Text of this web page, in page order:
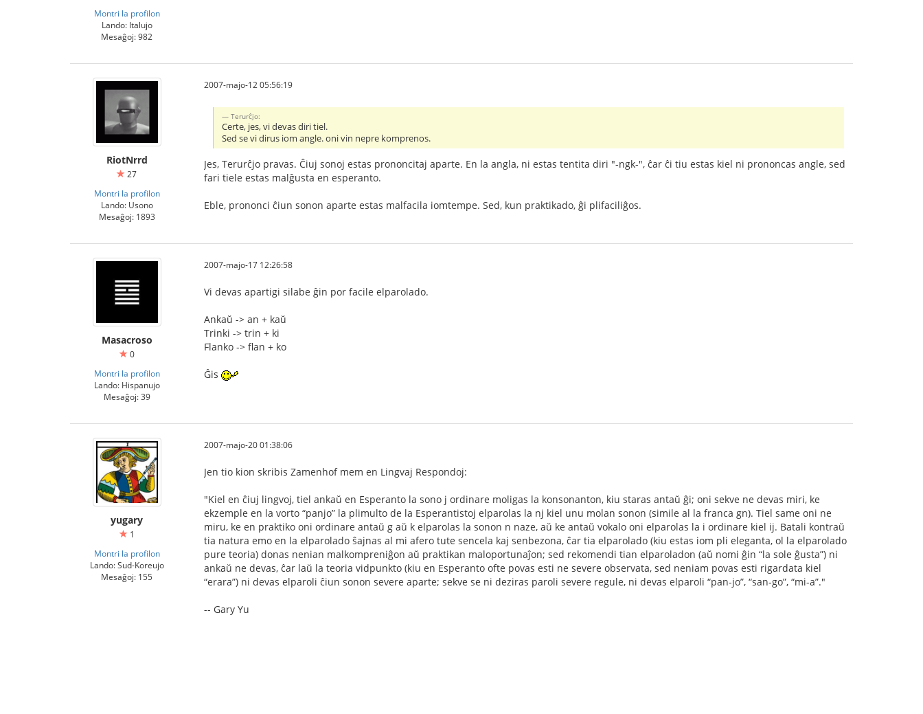
Montri la profilon
Lando: Italujo
Mesaĝoj: 982
RiotNrrd
27
Montri la profilon
Lando: Usono
Mesaĝoj: 1893
2007-majo-12 05:56:19
Terurĉjo:
Certe, jes, vi devas diri tiel.
Sed se vi dirus iom angle. oni vin nepre komprenos.
Jes, Terurĉjo pravas. Ĉiuj sonoj estas prononcitaj aparte. En la angla, ni estas tentita diri "-ngk-", ĉar ĉi tiu estas kiel ni prononcas angle, sed
fari tiele estas malĝusta en esperanto.
Eble, prononci ĉiun sonon aparte estas malfacila iomtempe. Sed, kun praktikado, ĝi plifaciliĝos.
Masacroso
0
Montri la profilon
Lando: Hispanujo
Mesaĝoj: 39
2007-majo-17 12:26:58
Vi devas apartigi silabe ĝin por facile elparolado.
Ankaŭ -> an + kaŭ
Trinki -> trin + ki
Flanko -> flan + ko
Ĝis
yugary
1
Montri la profilon
Lando: Sud-Koreujo
Mesaĝoj: 155
2007-majo-20 01:38:06
Jen tio kion skribis Zamenhof mem en Lingvaj Respondoj:
"Kiel en ĉiuj lingvoj, tiel ankaŭ en Esperanto la sono j ordinare moligas la konsonanton, kiu staras antaŭ ĝi; oni sekve ne devas miri, ke
ekzemple en la vorto “panjo” la plimulto de la Esperantistoj elparolas la nj kiel unu molan sonon (simile al la franca gn). Tiel same oni ne
miru, ke en praktiko oni ordinare antaŭ g aŭ k elparolas la sonon n naze, aŭ ke antaŭ vokalo oni elparolas la i ordinare kiel ij. Batali kontraŭ
tia natura emo en la elparolado ŝajnas al mi afero tute sencela kaj senbezona, ĉar tia elparolado (kiu estas iom pli eleganta, ol la elparolado
pure teoria) donas nenian malkompreniĝon aŭ praktikan maloportunaĵon; sed rekomendi tian elparoladon (aŭ nomi ĝin “la sole ĝusta”) ni
ankaŭ ne devas, ĉar laŭ la teoria vidpunkto (kiu en Esperanto ofte povas esti ne severe observata, sed neniam povas esti rigardata kiel
“erara”) ni devas elparoli ĉiun sonon severe aparte; sekve se ni deziras paroli severe regule, ni devas elparoli “pan-jo”, “san-go”, “mi-a”."
-- Gary Yu